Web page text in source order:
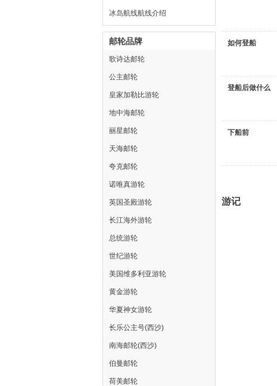
冰岛航线航线介绍
邮轮品牌
歌诗达邮轮
公主邮轮
皇家加勒比游轮
地中海邮轮
丽星邮轮
天海邮轮
夸克邮轮
诺唯真游轮
英国圣殿游轮
长江海外游轮
总统游轮
世纪游轮
美国维多利亚游轮
黄金游轮
华夏神女游轮
长乐公主号(西沙)
南海邮轮(西沙)
伯曼邮轮
荷美邮轮
如何登船
登船后做什么
下船前
游记